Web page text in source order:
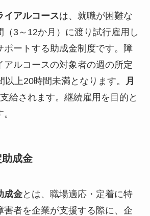
イアルコースは、就職が困難な
（3～12か月）に渡り試行雇用し
ポートする助成金制度です。障
アルコースの対象者の週の所定
上20時間未満となります。
月
給されます。継続雇用を目的と
成金
成金とは、職場適応・定着に特
害者を企業が支援する際に、企